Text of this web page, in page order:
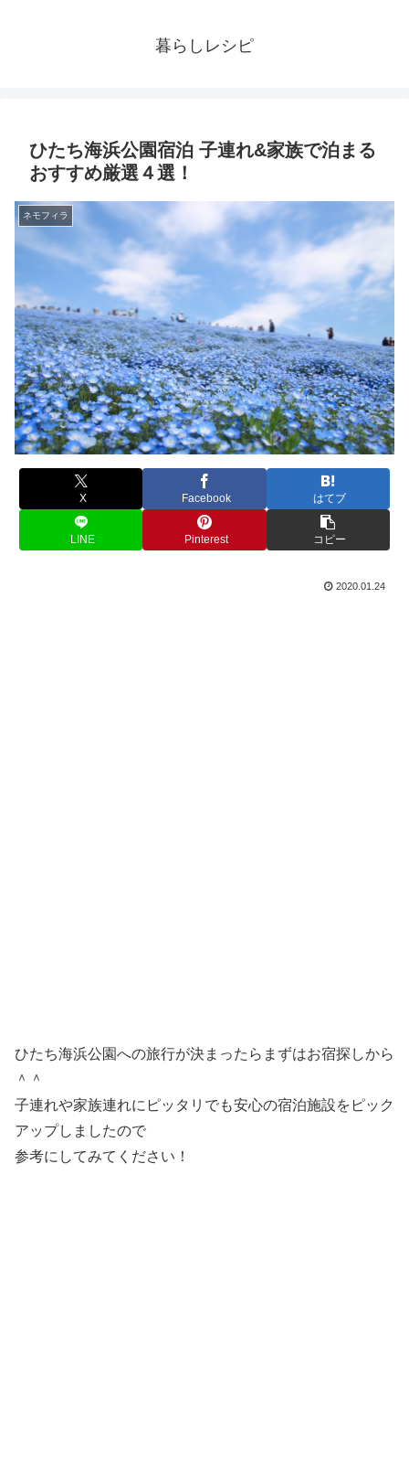
暮らしレシピ
ひたち海浜公園宿泊 子連れ&家族で泊まる
おすすめ厳選４選！
ネモフィラ
X Facebook はてブ
LINE Pinterest コピー
2020.01.24
ひたち海浜公園への旅行が決まったらまずはお宿探しから
＾＾
子連れや家族連れにピッタリでも安心の宿泊施設をピック
アップしましたので
参考にしてみてください！